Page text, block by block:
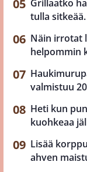
Grillaatko
tulla sitkeää.
Näin irrotat
helpommin
valmistuu
Heti kun
kuohkeaa
Lisää
ahven